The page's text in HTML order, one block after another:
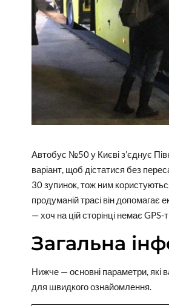
Автобус №50 у Києві з’єднує
варіант, щоб дістатися без
30 зупинок, тож ним
продуманій трасі він допомагає
— хоч на цій сторінці немає GPS-
Загальна
Нижче — основні параметри, які
для швидкого ознайомлення.